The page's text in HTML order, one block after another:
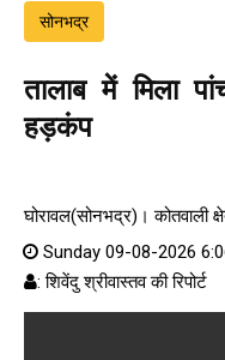
सोनभद्र
तालाब में मिला
हड़कंप
घोरावल(सोनभद्र)। कोतवाली
Sunday 09-08-2026
: शिवेंदु श्रीवास्तव की रिपोर्ट